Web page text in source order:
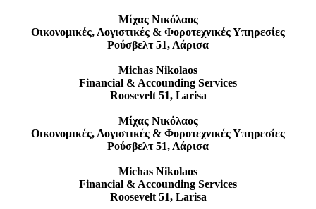
Μίχας Νικόλαος
Οικονομικές, Λογιστικές & Φοροτεχνικές Υπηρεσίες
Ρούσβελτ 51, Λάρισα
Michas Nikolaos
Financial & Accounding Services
Roosevelt 51, Larisa
Μίχας Νικόλαος
Οικονομικές, Λογιστικές & Φοροτεχνικές Υπηρεσίες
Ρούσβελτ 51, Λάρισα
Michas Nikolaos
Financial & Accounding Services
Roosevelt 51, Larisa